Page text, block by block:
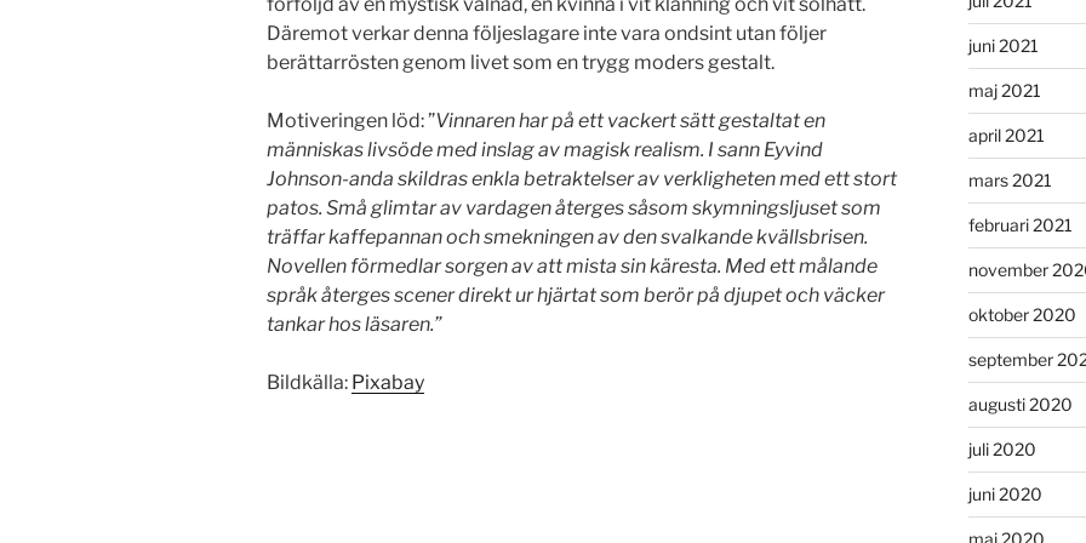
Däremot verkar denna följeslagare inte vara ondsint utan följer
berättarrösten genom livet som en trygg moders gestalt.
Motiveringen löd: ”Vinnaren har på ett vackert sätt gestaltat en
människas livsöde med inslag av magisk realism. I sann Eyvind
Johnson-anda skildras enkla betraktelser av verkligheten med ett stort
patos. Små glimtar av vardagen återges såsom skymningsljuset som
träffar kaffepannan och smekningen av den svalkande kvällsbrisen.
Novellen förmedlar sorgen av att mista sin käresta. Med ett målande
språk återges scener direkt ur hjärtat som berör på djupet och väcker
tankar hos läsaren.”
Bildkälla: Pixabay
juni 2021
maj 2021
april 2021
mars 2021
februari 2021
november
oktober 2020
september
augusti 2020
juli 2020
juni 2020
maj 2020